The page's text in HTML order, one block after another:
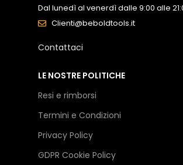
Dal lunedì al venerdì dalle 9:00 alle
Clienti@beboldtools.it
Contattaci
LE NOSTRE POLITICHE
Resi e rimborsi
Termini e Condizioni
Privacy Policy
GDPR Cookie Policy